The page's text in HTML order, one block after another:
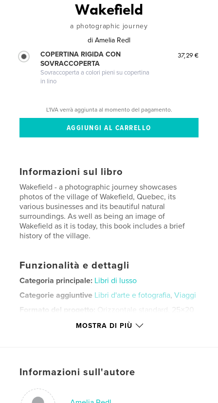
Wakefield
a photographic journey
di Amelia Redl
COPERTINA RIGIDA CON
SOVRACCOPERTA
Sovraccoperta a colori pieni su copertina
in lino
37,29 €
L'IVA verrà aggiunta al momento del pagamento.
Informazioni sul libro
Wakefield - a photographic journey showcases
photos of the village of Wakefield, Quebec, its
various businesses and its beautiful natural
surroundings. As well as being an image of
Wakefield as it is today, this book includes a brief
history of the village.
Funzionalità e dettagli
Categoria principale: Libri di lusso
Categorie aggiuntive Libri d'arte e fotografia,Viaggi
Formato del progetto: Orizzontale standard, 25×20
Data di pubblicazione:giu 09, 2019
LinguaEnglish
MOSTRA DI PIÙ
Informazioni sull'autore